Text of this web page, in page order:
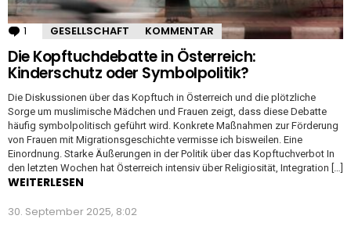
1 Kommentar
GESELLSCHAFT KOMMENTAR
Die Kopftuchdebatte in Österreich:
Kinderschutz oder Symbolpolitik?
Die Diskussionen über das Kopftuch in Österreich und die plötzliche
Sorge um muslimische Mädchen und Frauen zeigt, dass diese Debatte
häufig symbolpolitisch geführt wird. Konkrete Maßnahmen zur Förderung
von Frauen mit Migrationsgeschichte vermisse ich bisweilen. Eine
Einordnung. Starke Äußerungen in der Politik über das Kopftuchverbot In
den letzten Wochen hat Österreich intensiv über Religiosität, Integration […]
WEITERLESEN
30. September 2025, 8:02